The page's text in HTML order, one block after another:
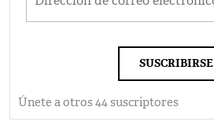
SUSCRIBIRSE
Únete a otros 44 suscriptores